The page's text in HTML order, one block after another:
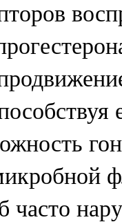
часто